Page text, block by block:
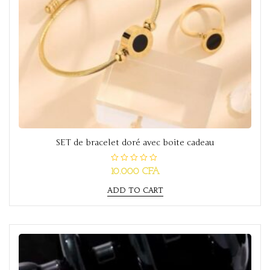
SET de bracelet doré avec boite cadeau
R
a
e
d
0
t
o
f
5
10.000 CFA
ADD TO CART